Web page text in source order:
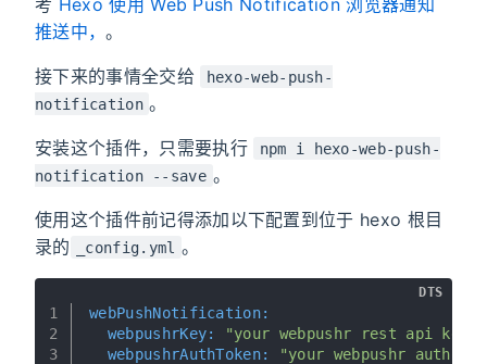
推送中，。
接下来的事情全交给
hexo-web-push-
notification 。
安装这个插件，只需要执行
npm i hexo-web-push-
notification --save 。
使用这个插件前记得添加以下配置到位于 hexo 根目
录的
_config.yml 。
1
2
3
webPushNotification:
  webpushrKey:
"your webpushr rest api key"
  webpushrAuthToken:
"your webpushr
DTS